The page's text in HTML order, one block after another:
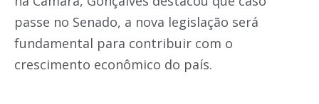
passe no Senado, a nova legislação será
fundamental para contribuir com o
crescimento econômico do país.